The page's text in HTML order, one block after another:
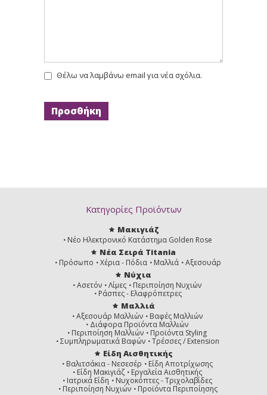
Θέλω να λαμβάνω email για νέα σχόλια.
Κατηγορίες Προϊόντων
Μακιγιάζ
Νέο Ηλεκτρονικό Κατάστημα Golden Rose
Νέα Σειρά Titania
Πρόσωπο Χέρια - Πόδια Μαλλιά Αξεσουάρ
Νύχια
Ασετόν Λίμες
Περιποίηση Νυχιών
Ράσπες - Ελαφρόπετρες
Μαλλιά
Αξεσουάρ Μαλλιών
Βαφές Μαλλιών
Διάφορα Προϊόντα Μαλλιών
Περιποίηση Μαλλιών
Προϊόντα Styling
Συμπληρωματικά Βαφών
Τρέσσες / Extension
Είδη Αισθητικής
Βαλιτσάκια - Νεσεσέρ
Είδη Αποτρίχωσης
Είδη Μακιγιάζ
Εργαλεία Αισθητικής
Ιατρικά Είδη
Νυχοκόπτες - Τριχολαβίδες
Περιποίηση Νυχιών
Προϊόντα Περιποίησης